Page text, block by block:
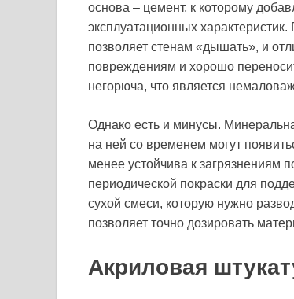
основа – цемент, к которому
эксплуатационных
позволяет стенам «дышать», и
повреждениям и хорошо
негорюча, что является
Однако есть и минусы.
на ней со временем могут
менее устойчива к загрязнениям
периодической покраски для
сухой смеси, которую нужно
позволяет точно дозировать
Акриловая